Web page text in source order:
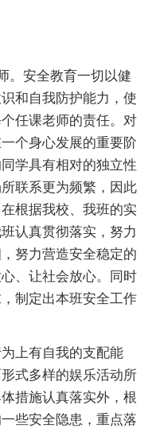
。安全教育一切以健
和自我防护能力，使
任课老师的责任。对
个身心发展的重要阶
学具有相对的独立性
联系更为频繁，因此
根据我校、我班的实
认真贯彻落实，努力
努力营造安全稳定的
、让社会放心。同时
制定出本班安全工作
上有自我的支配能
式多样的娱乐活动所
措施认真落实外，根
些安全隐患，重点落